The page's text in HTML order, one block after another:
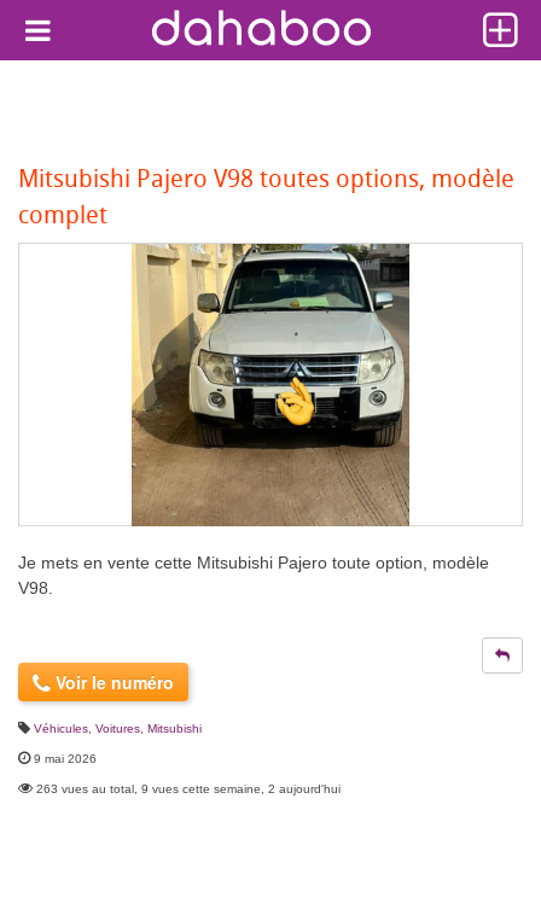
Mitsubishi Pajero V98 toutes options, modèle
complet
Je mets en vente cette Mitsubishi Pajero toute option, modèle
V98.
Voir le numéro
Véhicules Voitures Mitsubishi
9 mai 2026
263 vues au total, 9 vues cette semaine, 2 aujourd'hui